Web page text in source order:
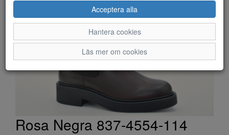
Rosa Negra 837-4554-114
Acceptera alla
Hantera cookies
Läs mer om cookies